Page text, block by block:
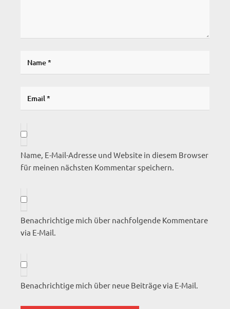
Name, E-Mail-Adresse und Website in diesem Browser
für meinen nächsten Kommentar speichern.
Benachrichtige mich über nachfolgende Kommentare
via E-Mail.
Benachrichtige mich über neue Beiträge via E-Mail.